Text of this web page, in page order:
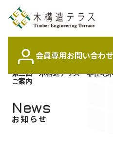
会員専用お問い合わ
Top
第二回 木構造テラス「非住宅
ご案内
News
お知らせ